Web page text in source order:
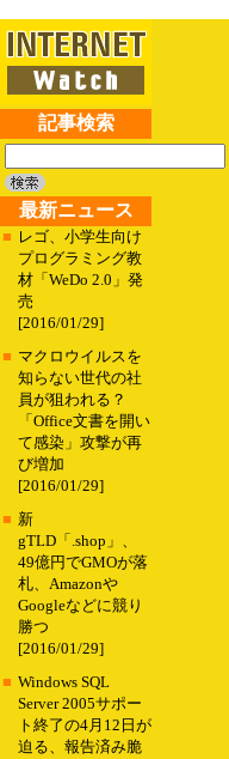
記事検索
最新ニュース
■ レゴ、小学生向け
プログラミング教
材「WeDo 2.0」発
売
[2016/01/29]
■ マクロウイルスを
知らない世代の社
員が狙われる？
「Office文書を開い
て感染」攻撃が再
び増加
[2016/01/29]
■ 新
gTLD「.shop」、
49億円でGMOが落
札、Amazonや
Googleなどに競り
勝つ
[2016/01/29]
■ Windows SQL
Server 2005サポー
ト終了の4月12日が
迫る、報告済み脆